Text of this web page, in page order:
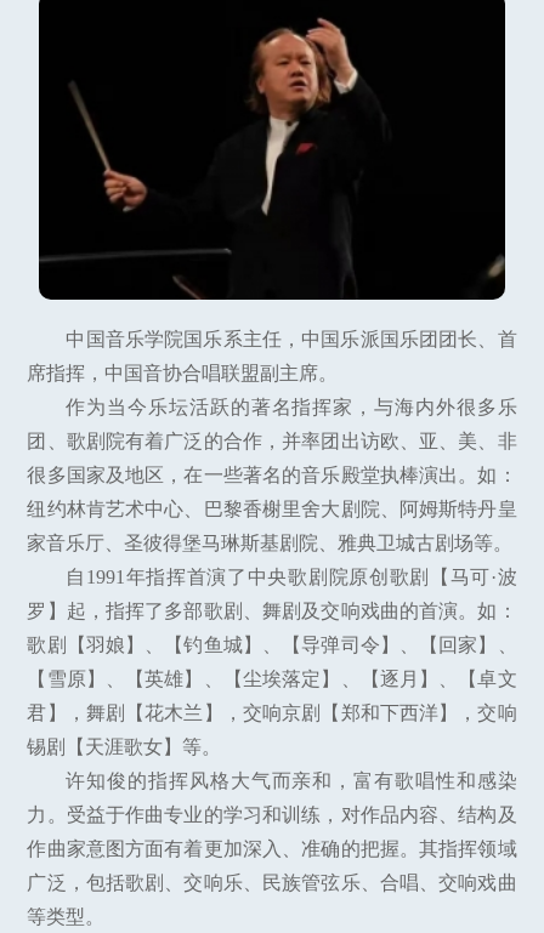
中国音乐学院国乐系主任，中国乐派国乐团团长、首
席指挥，中国音协合唱联盟副主席。
作为当今乐坛活跃的著名指挥家，与海内外很多乐
团、歌剧院有着广泛的合作，并率团出访欧、亚、美、非
很多国家及地区，在一些著名的音乐殿堂执棒演出。如：
纽约林肯艺术中心、巴黎香榭里舍大剧院、阿姆斯特丹皇
家音乐厅、圣彼得堡马琳斯基剧院、雅典卫城古剧场等。
自1991年指挥首演了中央歌剧院原创歌剧【马可·波
罗】起，指挥了多部歌剧、舞剧及交响戏曲的首演。如：
歌剧【羽娘】、【钓鱼城】、【导弹司令】、【回家】、
【雪原】、【英雄】、【尘埃落定】、【逐月】、【卓文
君】，舞剧【花木兰】，交响京剧【郑和下西洋】，交响
锡剧【天涯歌女】等。
许知俊的指挥风格大气而亲和，富有歌唱性和感染
力。受益于作曲专业的学习和训练，对作品内容、结构及
作曲家意图方面有着更加深入、准确的把握。其指挥领域
广泛，包括歌剧、交响乐、民族管弦乐、合唱、交响戏曲
等类型。